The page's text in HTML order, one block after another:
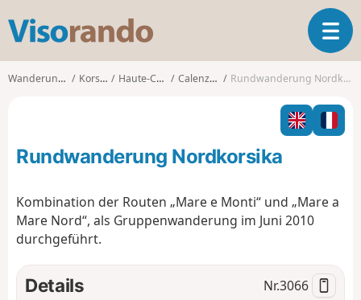
s
o
o
T
o
g
l
n
g
o
n
Wanderungen Korsika Haute-Corse Calenzana Rundwanderung Nordkorsika
Rundwanderung Nordkorsika
Kombination der Routen „Mare e Monti“ und „Mare a
Mare Nord“, als Gruppenwanderung im Juni 2010
durchgeführt.
Details Nr.3066